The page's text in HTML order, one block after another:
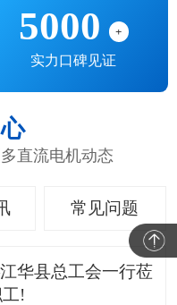
5000 +
实力口碑见证
直流电机动态
常见问题